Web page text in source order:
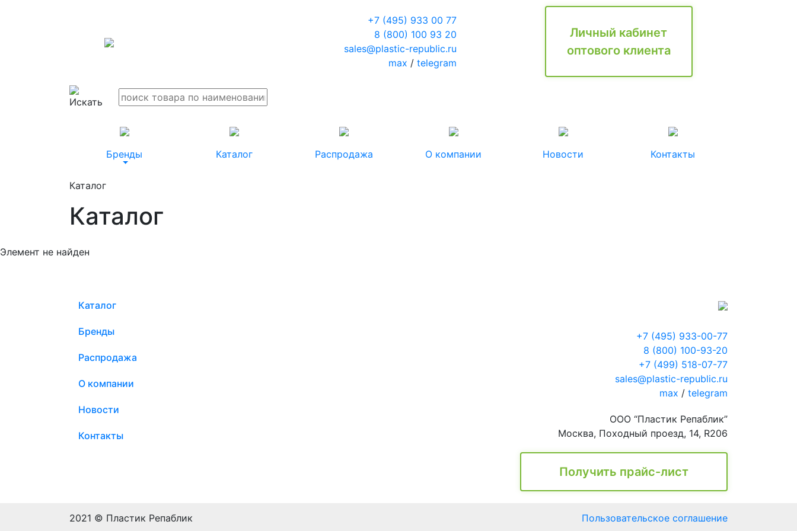
+7 (495) 933 00 77
8 (800) 100 93 20
sales@plastic-republic.ru
max / telegram
Личный кабинет
оптового клиента
Бренды Каталог Распродажа О компании Новости Контакты
Каталог
Каталог
Элемент не найден
Каталог
Бренды
Распродажа
О компании
Новости
Контакты
+7 (495) 933-00-77
8 (800) 100-93-20
+7 (499) 518-07-77
sales@plastic-republic.ru
max / telegram
ООО “Пластик Репаблик”
Москва, Походный проезд, 14, R206
Получить прайс-лист
2021 © Пластик Репаблик Пользовательское соглашение